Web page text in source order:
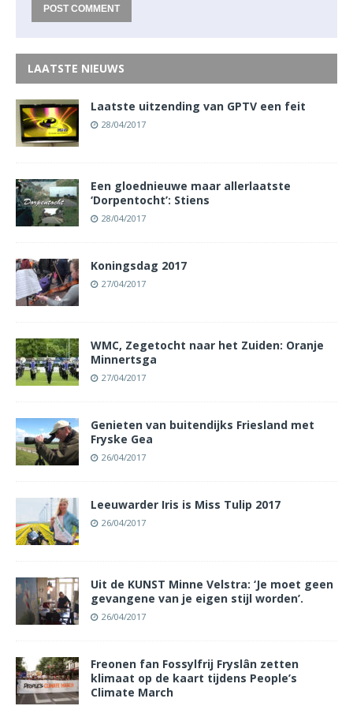
LAATSTE NIEUWS
Laatste uitzending van GPTV een feit
28/04/2017
Een gloednieuwe maar allerlaatste
‘Dorpentocht’: Stiens
28/04/2017
Koningsdag 2017
27/04/2017
WMC, Zegetocht naar het Zuiden: Oranje
Minnertsga
27/04/2017
Genieten van buitendijks Friesland met
Fryske Gea
26/04/2017
Leeuwarder Iris is Miss Tulip 2017
26/04/2017
Uit de KUNST Minne Velstra: ‘Je moet geen
gevangene van je eigen stijl worden’.
26/04/2017
Freonen fan Fossylfrij Fryslân zetten
klimaat op de kaart tijdens People’s
Climate March